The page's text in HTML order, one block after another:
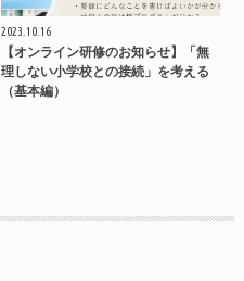
2023.10.16
【オンライン研修のお知らせ】「無
理しない小学校との接続」を考える
（基本編）